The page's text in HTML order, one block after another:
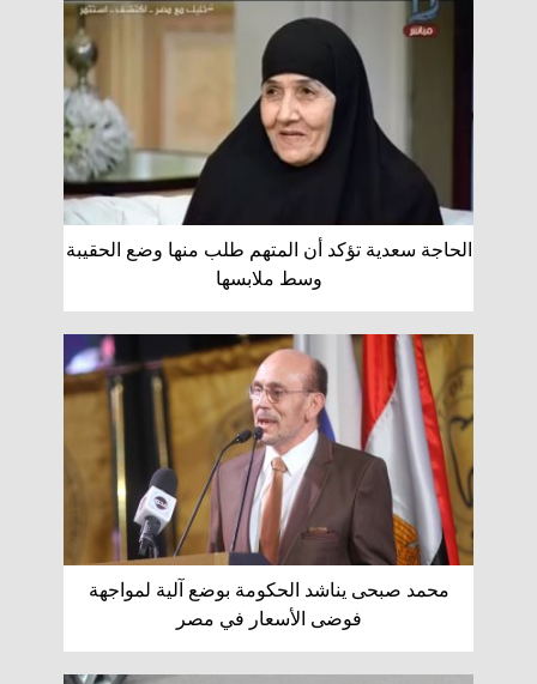
الحاجة سعدية تؤكد أن المتهم طلب منها وضع الحقيبة
وسط ملابسها
محمد صبحى يناشد الحكومة بوضع آلية لمواجهة
فوضى الأسعار في مصر